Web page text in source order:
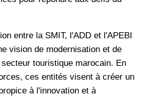
entre la SMIT, l'ADD et l'APEBI
vision de modernisation et de
touristique marocain. En
ces entités visent à créer un
à l'innovation et à